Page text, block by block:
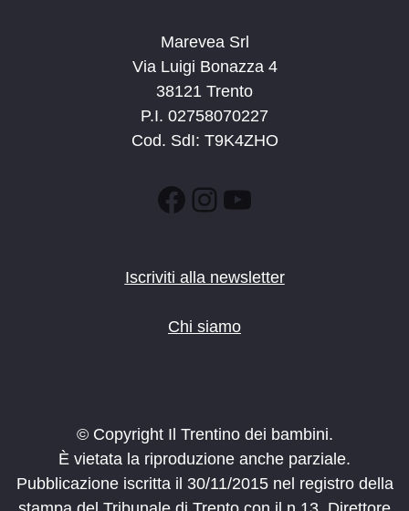
Marevea Srl
Via Luigi Bonazza 4
38121 Trento
P.I. 02758070227
Cod. SdI: T9K4ZHO
Facebook
Instagram
YouTube
Iscriviti alla newsletter
Chi siamo
© Copyright Il Trentino dei bambini.
È vietata la riproduzione anche parziale.
Pubblicazione iscritta il 30/11/2015 nel registro della